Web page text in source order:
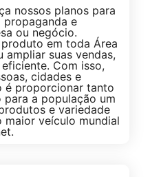
nossos planos para
propaganda e
ou negócio.
em toda Área
ampliar suas vendas,
Com isso,
cidades e
é proporcionar tanto
para a população um
e variedade
maior veículo mundial